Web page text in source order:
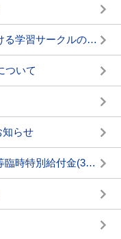
令和7年度サークル育成支援事業における学習サークルの募集について
ついて
知らせ
令和6年度田野畑村住民税非課税世帯等臨時特別給付金(3万円)について